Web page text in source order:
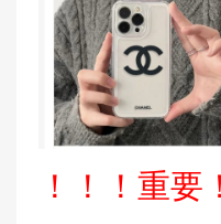
！！！重要